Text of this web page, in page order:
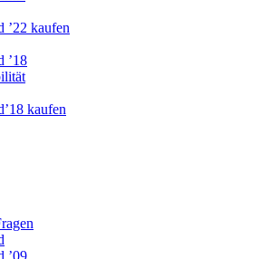
’22 kaufen
’18
kaufen
’09